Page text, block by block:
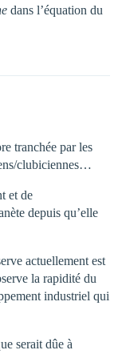
dans l’équation du
tranchée par les
clubiciennes…
et de
depuis qu’elle
actuellement est
la rapidité du
industriel qui
serait dûe à